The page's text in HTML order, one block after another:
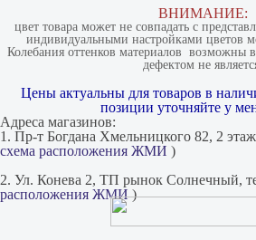
ВНИМАНИЕ:
цвет товара может не совпадать с
индивидуальными настройками цветов
Колебания оттенков материалов​ ​ возможны
дефектом не
Цены актуальны для товаров в
позиции уточняйте у
Адреса магазинов:
1. Пр-т Богдана Хмельницкого 82, 2
схема расположения ЖМИ )
2. Ул. Конева 2, ТП рынок Солнечный,
расположения ЖМИ)